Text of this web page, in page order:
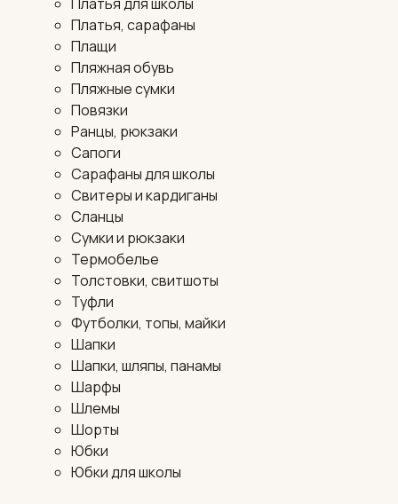
Платья для школы
Платья, сарафаны
Плащи
Пляжная обувь
Пляжные сумки
Повязки
Ранцы, рюкзаки
Сапоги
Сарафаны для школы
Свитеры и кардиганы
Сланцы
Сумки и рюкзаки
Термобелье
Толстовки, свитшоты
Туфли
Футболки, топы, майки
Шапки
Шапки, шляпы, панамы
Шарфы
Шлемы
Шорты
Юбки
Юбки для школы